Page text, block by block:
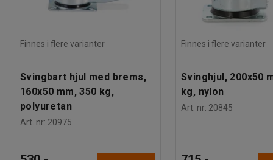
Finnes i flere varianter
Svingbart hjul med brems,
160x50 mm, 350 kg,
polyuretan
Art. nr: 20975
Finnes i flere varianter
Svinghjul, 200x50
kg, nylon
Art. nr: 20845